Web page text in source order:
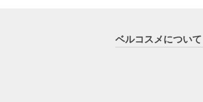
ベルコスメについて